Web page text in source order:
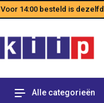
Voor 14:00 besteld is
Alle categorieën